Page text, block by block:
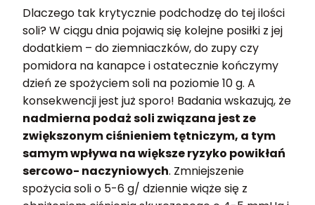
Dlaczego tak krytycznie podchodzę do tej ilości
soli? W ciągu dnia pojawią się kolejne posiłki z jej
dodatkiem – do ziemniaczków, do zupy czy
pomidora na kanapce i ostatecznie kończymy
dzień ze spożyciem soli na poziomie 10 g. A
konsekwencji jest już sporo! Badania wskazują, że
nadmierna podaż soli związana jest ze
zwiększonym ciśnieniem tętniczym, a tym
samym wpływa na większe ryzyko powikłań
sercowo- naczyniowych. Zmniejszenie
spożycia soli o 5-6 g/ dziennie wiąże się z